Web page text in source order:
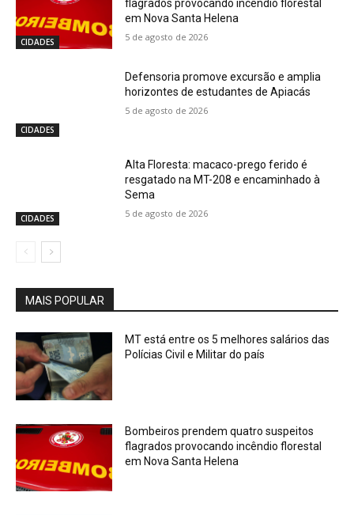
CIDADES
flagrados provocando incêndio florestal
em Nova Santa Helena
5 de agosto de 2026
CIDADES
Defensoria promove excursão e amplia
horizontes de estudantes de Apiacás
5 de agosto de 2026
CIDADES
Alta Floresta: macaco-prego ferido é
resgatado na MT-208 e encaminhado à
Sema
5 de agosto de 2026
MAIS POPULAR
MT está entre os 5 melhores salários das
Polícias Civil e Militar do país
Bombeiros prendem quatro suspeitos
flagrados provocando incêndio florestal
em Nova Santa Helena